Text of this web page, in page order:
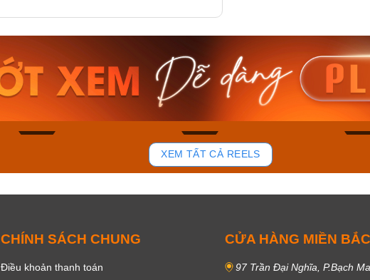
Casio Nam MTS-
115D-1AVDF
2.823.000₫
2.399.550₫
Mua ngay
43
Casio Nam MTS-
RS100L-1AVDF
4.276.000₫
3.634.600₫
Casio
230EL-
Mua
XEM TẤT CẢ REELS
CHÍNH SÁCH CHUNG
Điều khoản thanh toán
CỬA HÀNG MIỀN BẮC
97 Trần Đại Nghĩa, P.Bạch